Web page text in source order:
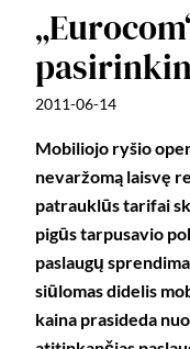
2011-06-14
Mobiliojo ryšio
nevaržomą laisvę
patrauklūs tarifai
pigūs tarpusavio
paslaugų
siūlomas didelis
kaina prasideda